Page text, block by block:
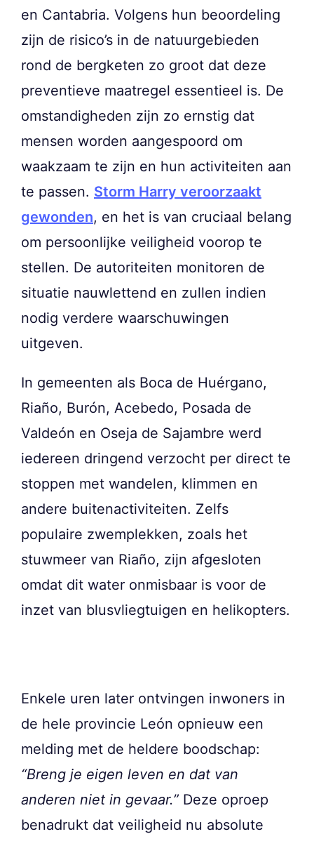
en Cantabria. Volgens hun beoordeling
zijn de risico’s in de natuurgebieden
rond de bergketen zo groot dat deze
preventieve maatregel essentieel is. De
omstandigheden zijn zo ernstig dat
mensen worden aangespoord om
waakzaam te zijn en hun activiteiten aan
te passen. Storm Harry veroorzaakt
gewonden, en het is van cruciaal belang
om persoonlijke veiligheid voorop te
stellen. De autoriteiten monitoren de
situatie nauwlettend en zullen indien
nodig verdere waarschuwingen
uitgeven.
In gemeenten als Boca de Huérgano,
Riaño, Burón, Acebedo, Posada de
Valdeón en Oseja de Sajambre werd
iedereen dringend verzocht per direct te
stoppen met wandelen, klimmen en
andere buitenactiviteiten. Zelfs
populaire zwemplekken, zoals het
stuwmeer van Riaño, zijn afgesloten
omdat dit water onmisbaar is voor de
inzet van blusvliegtuigen en helikopters.
Enkele uren later ontvingen inwoners in
de hele provincie León opnieuw een
melding met de heldere boodschap:
“Breng je eigen leven en dat van
anderen niet in gevaar.” Deze oproep
benadrukt dat veiligheid nu absolute